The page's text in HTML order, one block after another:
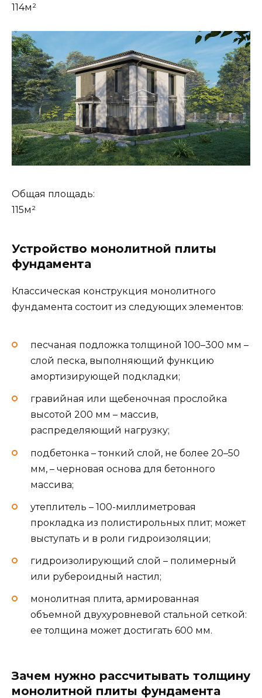
114м²
Общая площадь:
115м²
Устройство монолитной плиты
фундамента
Классическая конструкция монолитного
фундамента состоит из следующих элементов:
песчаная подложка толщиной 100–300 мм –
слой песка, выполняющий функцию
амортизирующей подкладки;
гравийная или щебеночная прослойка
высотой 200 мм – массив,
распределяющий нагрузку;
подбетонка – тонкий слой, не более 20–50
мм, – черновая основа для бетонного
массива;
утеплитель – 100-миллиметровая
прокладка из полистирольных плит; может
выступать и в роли гидроизоляции;
гидроизолирующий слой – полимерный
или рубероидный настил;
монолитная плита, армированная
объемной двухуровневой стальной сеткой:
ее толщина может достигать 600 мм.
Зачем нужно рассчитывать толщину
монолитной плиты фундамента